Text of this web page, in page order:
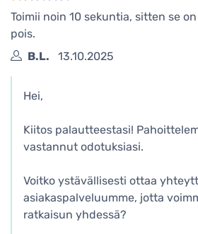
Toimii noin 10 sekuntia, sitten se
pois.
B.L.
13.10.2025
Hei,
Kiitos palautteestasi!
vastannut odotuksiasi.
Voitko ystävällisesti ottaa
asiakaspalveluumme, jotta
ratkaisun yhdessä?